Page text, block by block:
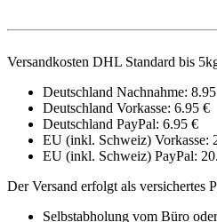
Versandkosten DHL Standard bis
Deutschland Nachnahme:
Deutschland Vorkasse: 6.95 €
Deutschland PayPal: 6.95 €
EU (inkl. Schweiz) Vorkasse:
EU (inkl. Schweiz) PayPal:
Der Versand erfolgt als versichertes
Selbstabholung vom Büro